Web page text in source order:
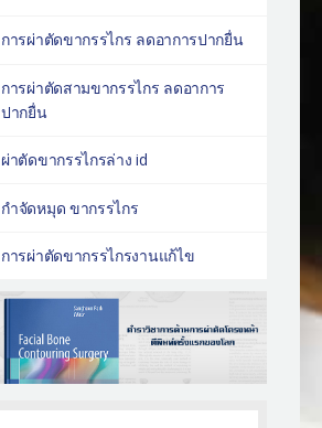
การผ่าตัดขากรรไกร ลดอาการปากยื่น
การผ่าตัดสามขากรรไกร ลดอาการ
ปากยื่น
ผ่าตัดขากรรไกรล่าง id
กำจัดหมุด ขากรรไกร
การผ่าตัดขากรรไกรงานแก้ไข